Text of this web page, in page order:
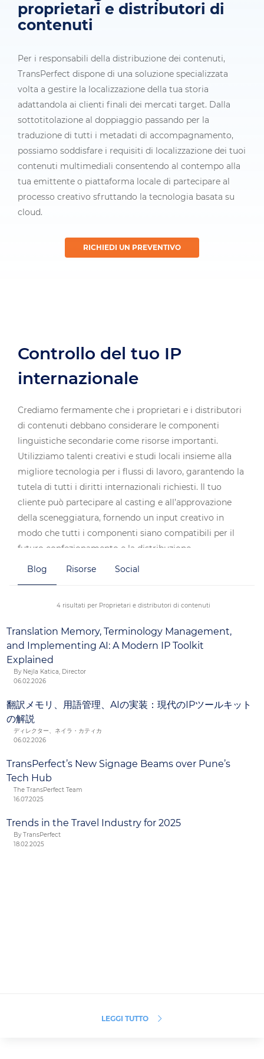
proprietari e distributori di
contenuti
Per i responsabili della distribuzione dei contenuti,
TransPerfect dispone di una soluzione specializzata
volta a gestire la localizzazione della tua storia
adattandola ai clienti finali dei mercati target. Dalla
sottotitolazione al doppiaggio passando per la
traduzione di tutti i metadati di accompagnamento,
possiamo soddisfare i requisiti di localizzazione dei tuoi
contenuti multimediali consentendo al contempo alla
tua emittente o piattaforma locale di partecipare al
processo creativo sfruttando la tecnologia basata su
cloud.
RICHIEDI UN PREVENTIVO
Controllo del tuo IP
internazionale
Crediamo fermamente che i proprietari e i distributori
di contenuti debbano considerare le componenti
linguistiche secondarie come risorse importanti.
Utilizziamo talenti creativi e studi locali insieme alla
migliore tecnologia per i flussi di lavoro, garantendo la
tutela di tutti i diritti internazionali richiesti. Il tuo
cliente può partecipare al casting e all’approvazione
della sceneggiatura, fornendo un input creativo in
modo che tutti i componenti siano compatibili per il
futuro confezionamento e la distribuzione.
I proprietari e i distributori di contenuti possono
lavorare in sicurezza con TransPerfect nella gestione
della globalizzazione del marchio, per supportare
Blog Risorse Social
4 risultati per Proprietari e distributori di contenuti
Translation Memory, Terminology Management,
and Implementing AI: A Modern IP Toolkit
Explained
By Nejla Katica, Director
06.02.2026
翻訳メモリ、用語管理、AIの実装：現代のIPツールキット
の解説
ディレクター、ネイラ・カティカ
06.02.2026
TransPerfect’s New Signage Beams over Pune’s
Tech Hub
The TransPerfect Team
16.07.2025
Trends in the Travel Industry for 2025
By TransPerfect
18.02.2025
LEGGI TUTTO